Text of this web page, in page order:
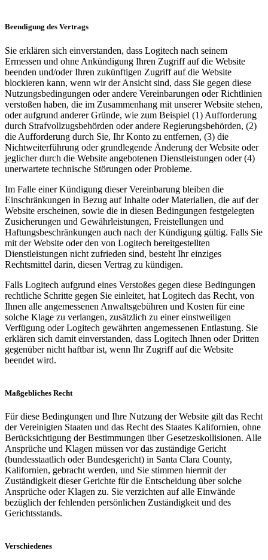
Beendigung des Vertrags
Sie erklären sich einverstanden, dass Logitech nach seinem
Ermessen und ohne Ankündigung Ihren Zugriff auf die Website
beenden und/oder Ihren zukünftigen Zugriff auf die Website
blockieren kann, wenn wir der Ansicht sind, dass Sie gegen diese
Nutzungsbedingungen oder andere Vereinbarungen oder Richtlinien
verstoßen haben, die im Zusammenhang mit unserer Website stehen,
oder aufgrund anderer Gründe, wie zum Beispiel (1) Aufforderung
durch Strafvollzugsbehörden oder andere Regierungsbehörden, (2)
die Aufforderung durch Sie, Ihr Konto zu entfernen, (3) die
Nichtweiterführung oder grundlegende Änderung der Website oder
jeglicher durch die Website angebotenen Dienstleistungen oder (4)
unerwartete technische Störungen oder Probleme.
Im Falle einer Kündigung dieser Vereinbarung bleiben die
Einschränkungen in Bezug auf Inhalte oder Materialien, die auf der
Website erscheinen, sowie die in diesen Bedingungen festgelegten
Zusicherungen und Gewährleistungen, Freistellungen und
Haftungsbeschränkungen auch nach der Kündigung gültig. Falls Sie
mit der Website oder den von Logitech bereitgestellten
Dienstleistungen nicht zufrieden sind, besteht Ihr einziges
Rechtsmittel darin, diesen Vertrag zu kündigen.
Falls Logitech aufgrund eines Verstoßes gegen diese Bedingungen
rechtliche Schritte gegen Sie einleitet, hat Logitech das Recht, von
Ihnen alle angemessenen Anwaltsgebühren und Kosten für eine
solche Klage zu verlangen, zusätzlich zu einer einstweiligen
Verfügung oder Logitech gewährten angemessenen Entlastung. Sie
erklären sich damit einverstanden, dass Logitech Ihnen oder Dritten
gegenüber nicht haftbar ist, wenn Ihr Zugriff auf die Website
beendet wird.
Maßgebliches Recht
Für diese Bedingungen und Ihre Nutzung der Website gilt das Recht
der Vereinigten Staaten und das Recht des Staates Kalifornien, ohne
Berücksichtigung der Bestimmungen über Gesetzeskollisionen. Alle
Ansprüche und Klagen müssen vor das zuständige Gericht
(bundesstaatlich oder Bundesgericht) in Santa Clara County,
Kalifornien, gebracht werden, und Sie stimmen hiermit der
Zuständigkeit dieser Gerichte für die Entscheidung über solche
Ansprüche oder Klagen zu. Sie verzichten auf alle Einwände
bezüglich der fehlenden persönlichen Zuständigkeit und des
Gerichtsstands.
Verschiedenes